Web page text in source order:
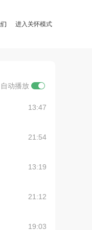
进入关怀模式
自动播放
13:47
21:54
13:19
21:12
19:03